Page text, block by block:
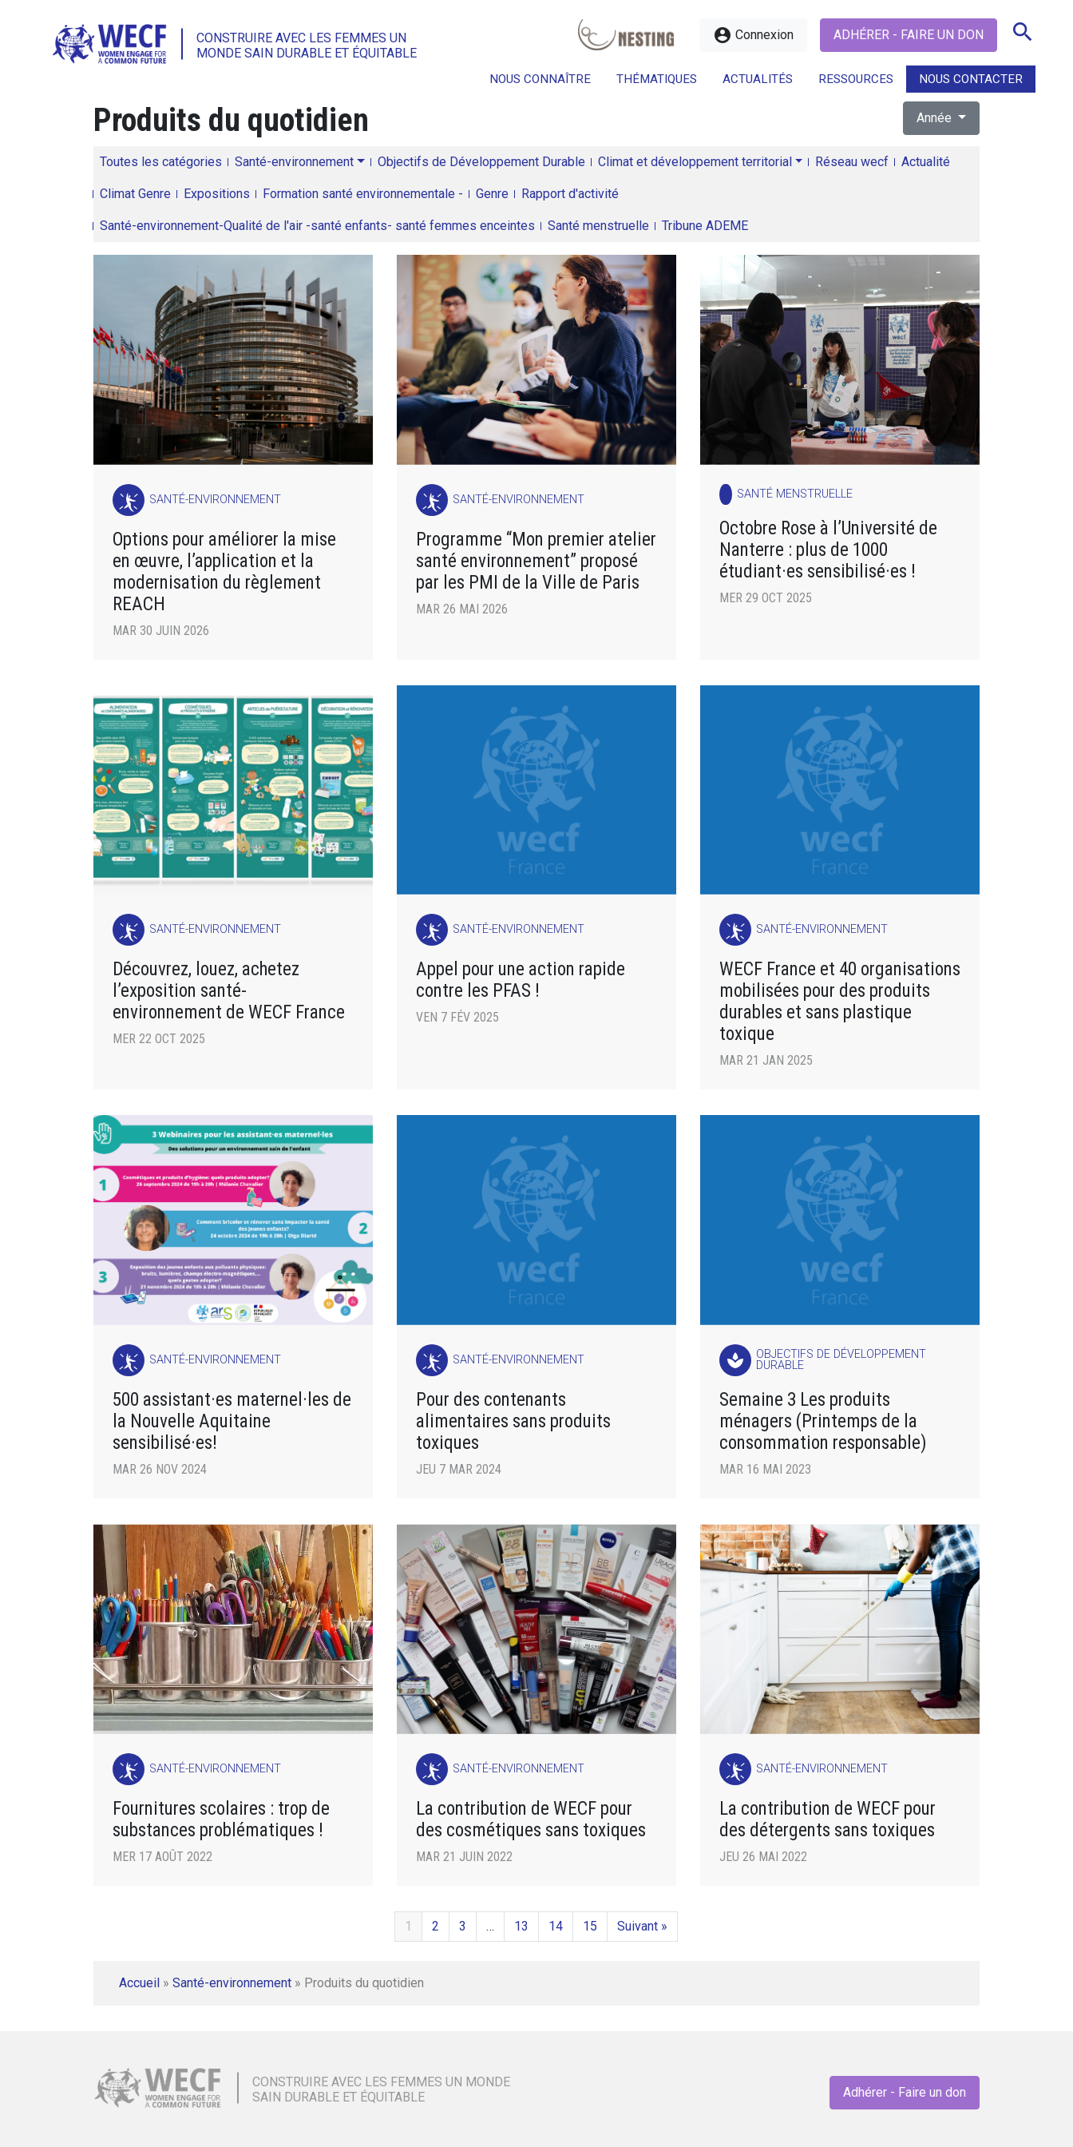
CONSTRUIRE AVEC LES FEMMES UN
MONDE SAIN DURABLE ET ÉQUITABLE
account_circle Connexion ADHÉRER - FAIRE UN DON search
NOUS CONNAÎTRE THÉMATIQUES ACTUALITÉS RESSOURCES NOUS CONTACTER
search
Produits du quotidien Année
Toutes les catégories Santé-environnement Objectifs de Développement Durable Climat et développement territorial Réseau wecf Actualité
Climat Genre Expositions Formation santé environnementale - Genre Rapport d'activité
Santé-environnement-Qualité de l'air -santé enfants- santé femmes enceintes Santé menstruelle Tribune ADEME
SANTÉ-ENVIRONNEMENT
Options pour améliorer la mise
en œuvre, l’application et la
modernisation du règlement
REACH
MAR 30 JUIN 2026
SANTÉ-ENVIRONNEMENT
Programme “Mon premier atelier
santé environnement” proposé
par les PMI de la Ville de Paris
MAR 26 MAI 2026
SANTÉ MENSTRUELLE
Octobre Rose à l’Université de
Nanterre : plus de 1000
étudiant·es sensibilisé·es !
MER 29 OCT 2025
SANTÉ-ENVIRONNEMENT
Découvrez, louez, achetez
l’exposition santé-
environnement de WECF France
MER 22 OCT 2025
SANTÉ-ENVIRONNEMENT
Appel pour une action rapide
contre les PFAS !
VEN 7 FÉV 2025
SANTÉ-ENVIRONNEMENT
WECF France et 40 organisations
mobilisées pour des produits
durables et sans plastique
toxique
MAR 21 JAN 2025
SANTÉ-ENVIRONNEMENT
500 assistant·es maternel·les de
la Nouvelle Aquitaine
sensibilisé·es!
MAR 26 NOV 2024
SANTÉ-ENVIRONNEMENT
Pour des contenants
alimentaires sans produits
toxiques
JEU 7 MAR 2024
spa
OBJECTIFS DE DÉVELOPPEMENT
DURABLE
Semaine 3 Les produits
ménagers (Printemps de la
consommation responsable)
MAR 16 MAI 2023
SANTÉ-ENVIRONNEMENT
Fournitures scolaires : trop de
substances problématiques !
MER 17 AOÛT 2022
SANTÉ-ENVIRONNEMENT
La contribution de WECF pour
des cosmétiques sans toxiques
MAR 21 JUIN 2022
SANTÉ-ENVIRONNEMENT
La contribution de WECF pour
des détergents sans toxiques
JEU 26 MAI 2022
1 2 3 … 13 14 15 Suivant »
Accueil » Santé-environnement » Produits du quotidien
CONSTRUIRE AVEC LES FEMMES UN MONDE
SAIN DURABLE ET ÉQUITABLE
Adhérer - Faire un don